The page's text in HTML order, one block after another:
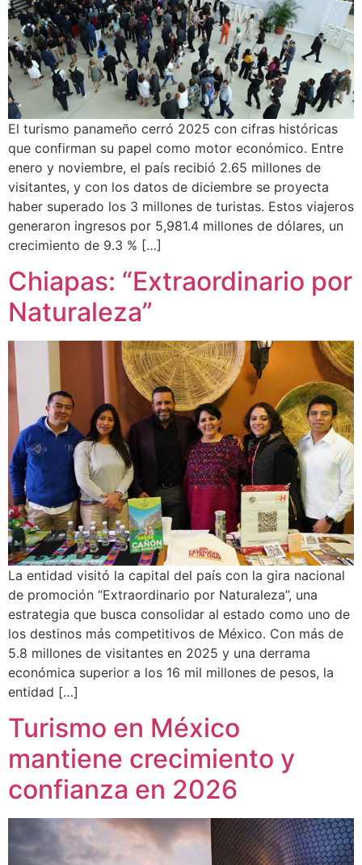
El turismo panameño cerró 2025 con cifras históricas
que confirman su papel como motor económico. Entre
enero y noviembre, el país recibió 2.65 millones de
visitantes, y con los datos de diciembre se proyecta
haber superado los 3 millones de turistas. Estos viajeros
generaron ingresos por 5,981.4 millones de dólares, un
crecimiento de 9.3 % […]
Chiapas: “Extraordinario por
Naturaleza”
La entidad visitó la capital del país con la gira nacional
de promoción “Extraordinario por Naturaleza”, una
estrategia que busca consolidar al estado como uno de
los destinos más competitivos de México. Con más de
5.8 millones de visitantes en 2025 y una derrama
económica superior a los 16 mil millones de pesos, la
entidad […]
Turismo en México
mantiene crecimiento y
confianza en 2026